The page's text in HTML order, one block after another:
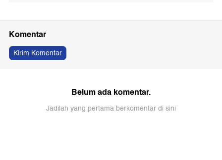
Komentar
Kirim Komentar
Belum ada komentar.
Jadilah yang pertama berkomentar di sini